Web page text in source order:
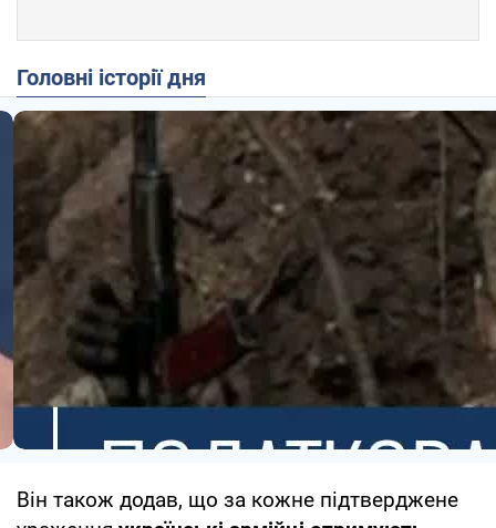
Головні історії дня
Він також додав, що за кожне підтверджене